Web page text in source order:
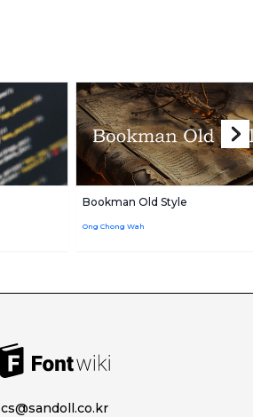
Bookman Old Style
Ong Chong Wah
cs@sandoll.co.kr